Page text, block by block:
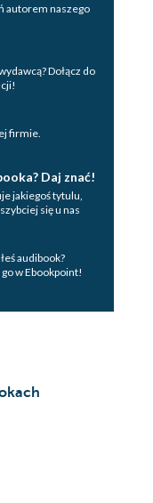
autorem naszego
Dołącz do
firmie.
Daj znać!
jakiegoś tytulu,
się u nas
audibook?
w Ebookpoint!